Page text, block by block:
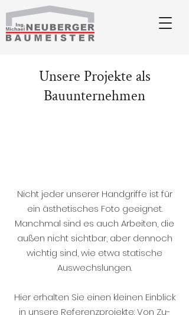
Unsere Projekte als
Bauunternehmen
Nicht jeder unserer Handgriffe ist für
ein ästhetisches Foto geeignet.
Manchmal sind es auch Arbeiten, die
außen nicht sichtbar, aber dennoch
wichtig sind, wie etwa statische
Auswechslungen.
Hier erhalten Sie einen kleinen Einblick
in unsere Referenzprojekte: Von Zu-